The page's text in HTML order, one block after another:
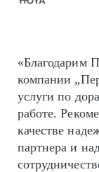
«Благодарим
компании
услуги по
работе.
качестве
партнера и